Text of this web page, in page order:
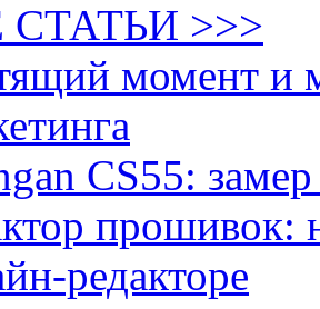
СТАТЬИ >>>
момент и
CS55:
прошивок:
редакторе